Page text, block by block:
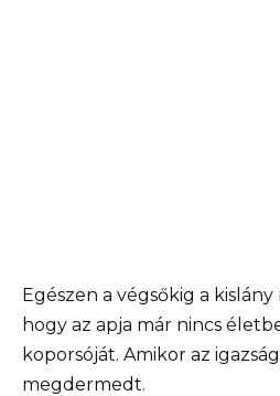
Egészen a végsőkig a
hogy az apja már nincs
koporsóját. Amikor az
megdermedt.